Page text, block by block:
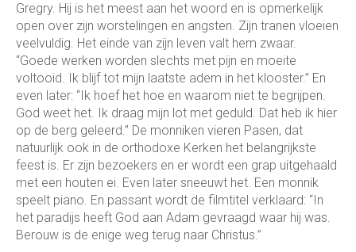
Gregry. Hij is het meest aan het woord en is opmerkelijk
open over zijn worstelingen en angsten. Zijn tranen vloeien
veelvuldig. Het einde van zijn leven valt hem zwaar.
“Goede werken worden slechts met pijn en moeite
voltooid. Ik blijf tot mijn laatste adem in het klooster.” En
even later: “Ik hoef het hoe en waarom niet te begrijpen.
God weet het. Ik draag mijn lot met geduld. Dat heb ik hier
op de berg geleerd.” De monniken vieren Pasen, dat
natuurlijk ook in de orthodoxe Kerken het belangrijkste
feest is. Er zijn bezoekers en er wordt een grap uitgehaald
met een houten ei. Even later sneeuwt het. Een monnik
speelt piano. En passant wordt de filmtitel verklaard: “In
het paradijs heeft God aan Adam gevraagd waar hij was.
Berouw is de enige weg terug naar Christus.”